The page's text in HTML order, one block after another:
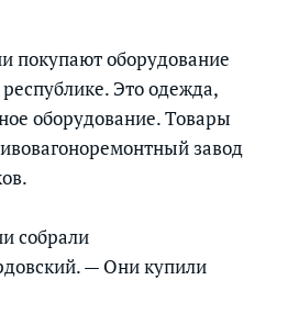
покупают оборудование
Это одежда,
оборудование. Товары
завод
собрали
— Они купили